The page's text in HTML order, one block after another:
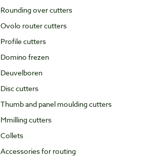
Rounding over cutters
Ovolo router cutters
Profile cutters
Domino frezen
Deuvelboren
Disc cutters
Thumb and panel moulding cutters
Mmilling cutters
Collets
Accessories for routing